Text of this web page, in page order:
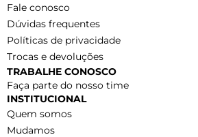
Fale conosco
Dúvidas frequentes
Políticas de privacidade
Trocas e devoluções
TRABALHE CONOSCO
Faça parte do nosso time
INSTITUCIONAL
Quem somos
Mudamos